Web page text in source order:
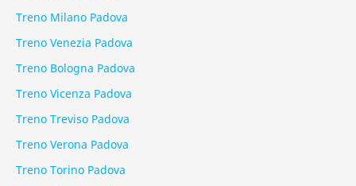
Treno Milano Padova
Treno Venezia Padova
Treno Bologna Padova
Treno Vicenza Padova
Treno Treviso Padova
Treno Verona Padova
Treno Torino Padova